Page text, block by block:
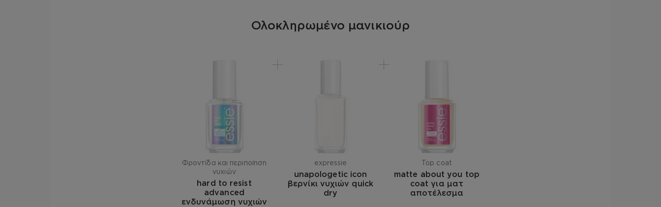
Ολοκληρωμένο μανικιούρ
Φροντίδα και περιποίηση
νυχιών
hard to resist
advanced
ενδυνάμωση νυχιών
expressie
unapologetic icon
βερνίκι νυχιών quick
dry
Top coat
matte about you top
coat για ματ
αποτέλεσμα